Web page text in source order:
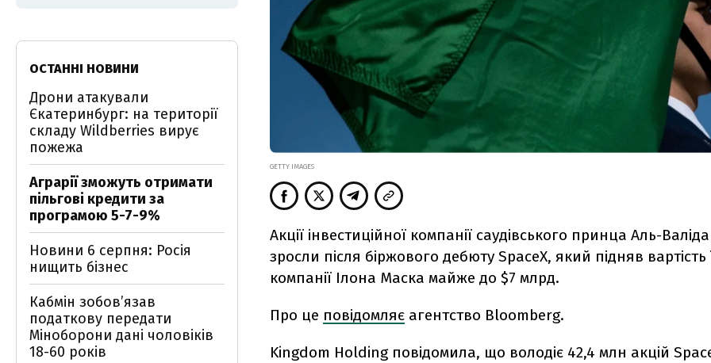
GETTY IMAGES
Акції інвестиційної компанії саудівського принца Аль-
зросли після біржового дебюту SpaceX, який підняв вартість
компанії Ілона Маска майже до $7 млрд.
Про це повідомляє агентство Bloomberg.
Kingdom Holding повідомила, що володіє 42,4 млн акцій
ОСТАННІ НОВИНИ
Дрони атакували
Єкатеринбург: на території
складу Wildberries вирує
пожежа
Аграрії зможуть отримати
пільгові кредити за
програмою 5-7-9%
Новини 6 серпня: Росія
нищить бізнес
Кабмін зобовʼязав
податкову передати
Міноборони дані чоловіків
18-60 років